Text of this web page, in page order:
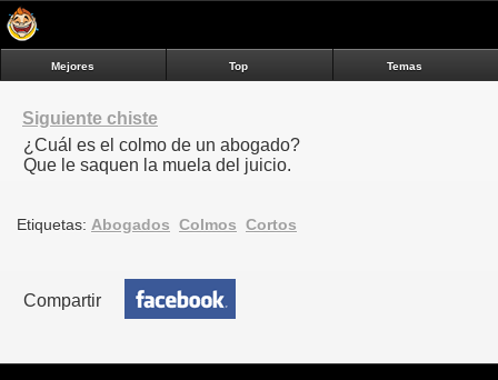
Mejores Top Temas
Siguiente chiste
¿Cuál es el colmo de un abogado?
Que le saquen la muela del juicio.
Etiquetas: Abogados Colmos Cortos
Compartir